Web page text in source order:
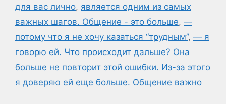
для вас лично, является одним из самых
важных шагов. Общение - это больше, —
потому что я не хочу казаться “трудным”, — я
говорю ей. Что происходит дальше? Она
больше не повторит этой ошибки. Из-за этого
я доверяю ей еще больше. Общение важно